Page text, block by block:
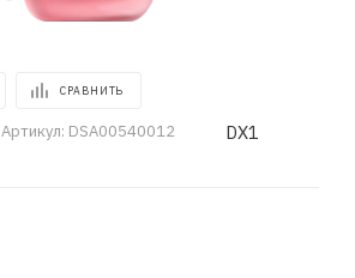
СРАВНИТЬ
Артикул: DSA00540012 DX1